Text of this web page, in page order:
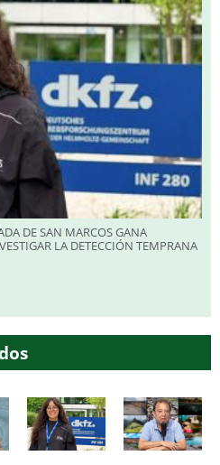
DE SAN MARCOS GANA
LA DETECCIÓN TEMPRANA